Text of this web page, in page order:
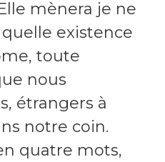
mènera je ne
existence
toute
nous
étrangers à
notre coin.
quatre mots,